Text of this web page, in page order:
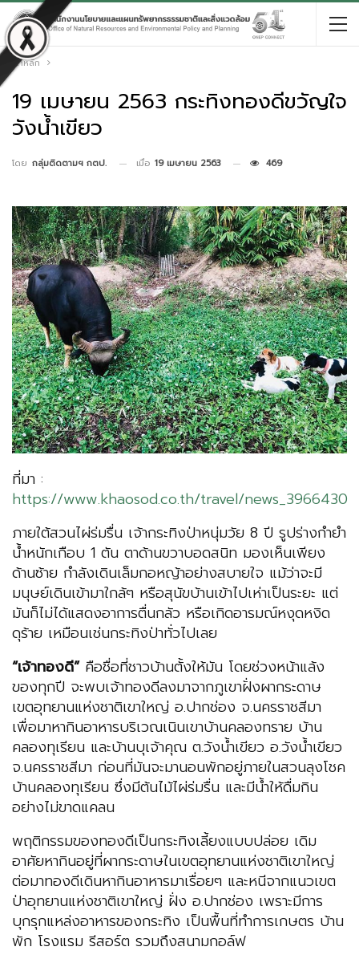
หน้าหลัก
19 เมษายน 2563 กระทิงทองดีขวัญใจ
วังน้ำเขียว
โดย กลุ่มติดตามฯ กตป. เมื่อ 19 เมษายน 2563 469
ที่มา :
https://www.khaosod.co.th/travel/news_3966430
ภายใต้สวนไผ่ร่มรื่น เจ้ากระทิงป่าหนุ่มวัย 8 ปี รูปร่างกำยำ
น้ำหนักเกือบ 1 ตัน ตาด้านขวาบอดสนิท มองเห็นเพียง
ด้านซ้าย กำลังเดินเล็มกอหญ้าอย่างสบายใจ แม้ว่าจะมี
มนุษย์เดินเข้ามาใกล้ๆ หรือสุนัขบ้านเข้าไปเห่าเป็นระยะ แต่
มันก็ไม่ได้แสดงอาการตื่นกลัว หรือเกิดอารมณ์หงุดหงิด
ดุร้าย เหมือนเช่นกระทิงป่าทั่วไปเลย
“เจ้าทองดี”คือชื่อที่ชาวบ้านตั้งให้มัน โดยช่วงหน้าแล้ง
ของทุกปี จะพบเจ้าทองดีลงมาจากภูเขาฝั่งผากระดาษ
เขตอุทยานแห่งชาติเขาใหญ่ อ.ปากช่อง จ.นครราชสีมา
เพื่อมาหากินอาหารบริเวณเนินเขาบ้านคลองทราย บ้าน
คลองทุเรียน และบ้านบุเจ้าคุณ ต.วังน้ำเขียว อ.วังน้ำเขียว
จ.นครราชสีมา ก่อนที่มันจะมานอนพักอยู่ภายในสวนลุงโชค
บ้านคลองทุเรียน ซึ่งมีต้นไม้ไผ่ร่มรื่น และมีน้ำให้ดื่มกิน
อย่างไม่ขาดแคลน
พฤติกรรมของทองดีเป็นกระทิงเลี้ยงแบบปล่อย เดิม
อาศัยหากินอยู่ที่ผากระดาษในเขตอุทยานแห่งชาติเขาใหญ่
ต่อมาทองดีเดินหากินอาหารมาเรื่อยๆ และหนีจากแนวเขต
ป่าอุทยานแห่งชาติเขาใหญ่ ฝั่ง อ.ปากช่อง เพราะมีการ
บุกรุกแหล่งอาหารของกระทิง เป็นพื้นที่ทำการเกษตร บ้าน
พัก โรงแรม รีสอร์ต รวมถึงสนามกอล์ฟ